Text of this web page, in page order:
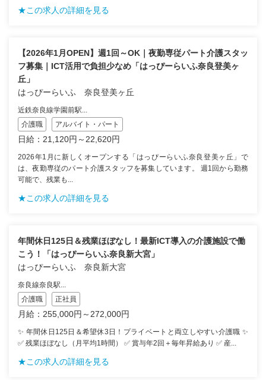
★この求人の詳細を見る
【2026年1月OPEN】週1回～OK｜夜勤専従パート介護スタッ
フ募集｜ICT活用で負担少なめ「はっぴーらいふ奈良登美ヶ
丘」
はっぴーらいふ 奈良登美ヶ丘
近鉄奈良線学園前駅...
介護職
アルバイト・パート
日給：21,120円～22,620円
2026年1月に新しくオープンする「はっぴーらいふ奈良登美ヶ丘」で
は、夜勤専従のパート介護スタッフを募集しています。 週1回から勤務
可能で、残業も...
★この求人の詳細を見る
年間休日125日＆残業ほぼなし！最新ICT導入の介護施設で働
こう！「はっぴーらいふ奈良新大宮」
はっぴーらいふ 奈良新大宮
奈良線奈良駅...
介護職
正社員
月給：255,000円～272,000円
✨ 年間休日125日＆希望休3日！プライベートと両立しやすい介護職 ✨
✅ 残業ほぼなし（月平均1時間） ✅ 賞与年2回＋毎年昇給あり ✅ 産...
★この求人の詳細を見る